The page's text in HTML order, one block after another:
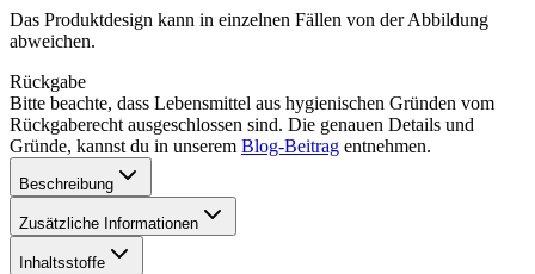
Das Produktdesign kann in einzelnen Fällen von der Abbildung
abweichen.
Rückgabe
Bitte beachte, dass Lebensmittel aus hygienischen Gründen vom
Rückgaberecht ausgeschlossen sind. Die genauen Details und
Gründe, kannst du in unserem Blog-Beitrag entnehmen.
Beschreibung
Zusätzliche Informationen
Inhaltsstoffe